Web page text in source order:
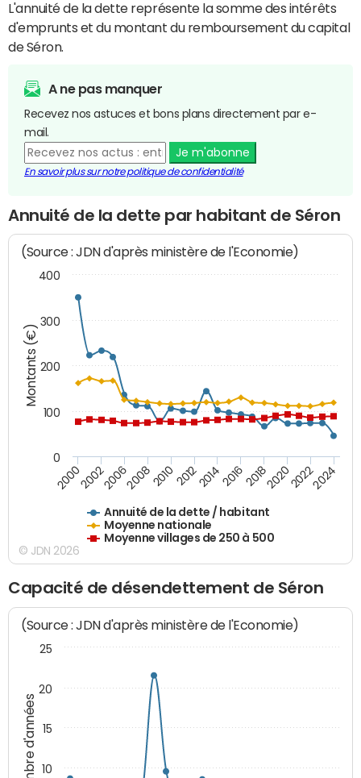
L'annuité de la dette représente la somme des intérêts
d'emprunts et du montant du remboursement du capital
de Séron.
A ne pas manquer
Recevez nos astuces et bons plans directement par e-
mail.
Je m'abonne
En savoir plus sur notre politique de confidentialité
Annuité de la dette par habitant de Séron
Montants (€)
(Source : JDN d'après ministère de l'Economie)
Annuité de la dette / habitant
Moyenne nationale
Moyenne villages de 250 à 500
200020022006200820102012201420162018202020222024
0
100
200
300
400
© JDN 2026
Capacité de désendettement de Séron
Nombre d'années
(Source : JDN d'après ministère de l'Economie)
10
15
20
25